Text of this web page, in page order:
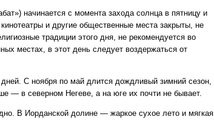
экскурсии в
начинается с момента захода солнца в пятницу и
и другие общественные места закрыты, не
традиции этого дня, не рекомендуется во
местах, в этот день следует воздержаться от
С ноября по май длится дождливый зимний сезон,
— в северном Негеве, а на юге их почти не бывает.
В Иорданской долине — жаркое сухое лето и мягкая